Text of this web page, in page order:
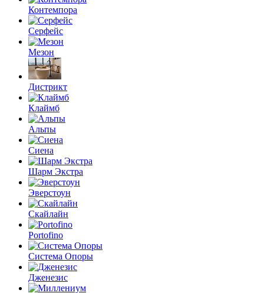
Контемпора
Серфейс
Мезон
Дистрикт
Клаймб
Альпы
Сиена
Шарм Экстра
Эверстоун
Скайлайн
Portofino
Система Опоры
Дженезис